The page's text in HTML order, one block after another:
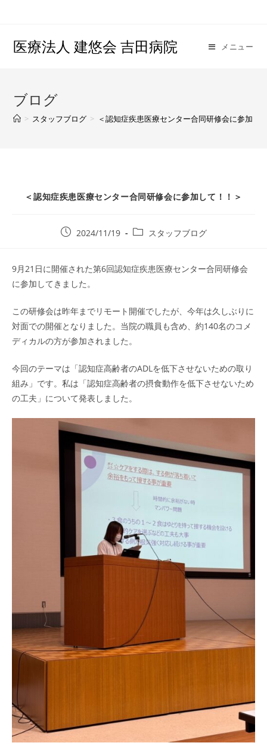
医療法人 建悠会 吉田病院 メニュー
ブログ
> スタッフブログ > ＜認知症疾患医療センター合同研修会に参加し
＜認知症疾患医療センター合同研修会に参加して！！＞
2024/11/19 スタッフブログ
9月21日に開催された第6回認知症疾患医療センター合同研修会
に参加してきました。
この研修会は昨年までリモート開催でしたが、今年は久しぶりに
対面での開催となりました。当院の職員も含め、約140名のコメ
ディカルの方が参加されました。
今回のテーマは「認知症高齢者のADLを低下させないための取り
組み」です。私は「認知症高齢者の摂食動作を低下させないため
の工夫」について発表しました。